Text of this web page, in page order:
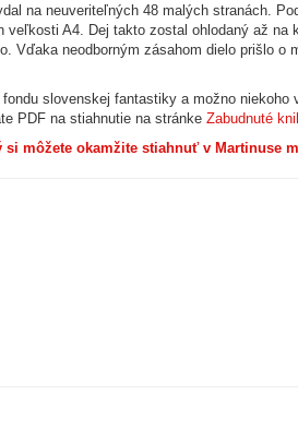
na neuveriteľných 48 malých stranách.
veľkosti A4. Dej takto zostal ohlodaný až
Vďaka neodborným zásahom dielo prišlo
slovenskej fantastiky a možno
PDF na stiahnutie na stránke Zabudnuté
si môžete okamžite stiahnuť v Martinuse